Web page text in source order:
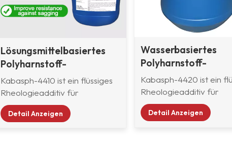
Lösungsmittelbasiertes
Polyharnstoff-
Thixtropiermittel 4410
Kabasph-4410 ist ein flüssiges
Rheologieadditiv für
mittelpolare und
lösungsmittelfreie
Detail Anzeigen
Wasserbasiertes
Polyharnstoff-
Thixtropiermittel
Kabasph-4420 ist ein
Rheologieadditiv für
wasserlösliche
und Emulsionen. Es
Detail Anzeigen